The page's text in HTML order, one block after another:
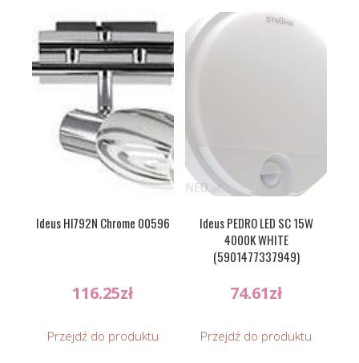
Ideus Hl792N Chrome 00596
116.25zł
Przejdź do produktu
Ideus PEDRO LED SC 15W
4000K WHITE
(5901477337949)
74.61zł
Przejdź do produktu